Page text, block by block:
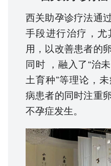
西关助孕诊疗法通
手段进行治疗，
用，以改善患者的
同时 ，融入了“治
土育种”等理论，
病患者的同时注重
不孕症发生。